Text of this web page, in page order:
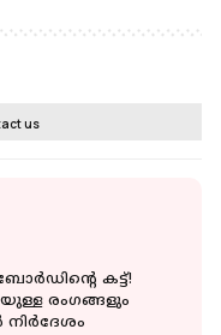
us
കട്ട്!
രംഗങ്ങളും